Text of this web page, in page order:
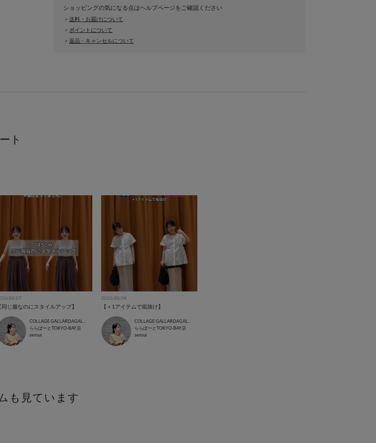
ショッピングの気になる点はヘルプページをご確認ください
> 送料・お届けについて
> ポイントについて
> 返品・キャンセルについて
同じ服なのにスタイルアップ】
COLLAGE GALLARDAGALANTE
ららぽーとTOKYO-BAY店
sensui
2026.06.04
【＋1アイテムで垢抜け】
COLLAGE GALLARDAGALANTE
ららぽーとTOKYO-BAY店
sensui
も見ています